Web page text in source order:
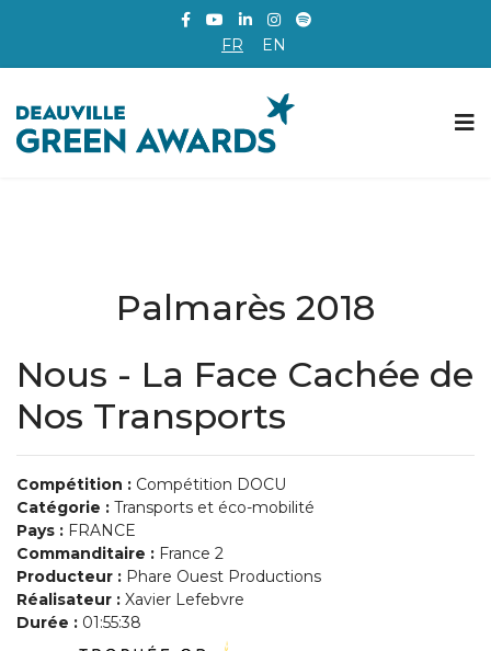
FR EN
Palmarès 2018
Nous - La Face Cachée de
Nos Transports
Compétition : Compétition DOCU
Catégorie : Transports et éco-mobilité
Pays : FRANCE
Commanditaire : France 2
Producteur : Phare Ouest Productions
Réalisateur : Xavier Lefebvre
Durée : 01:55:38